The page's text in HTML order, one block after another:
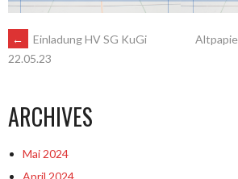
ARTIKEL-
←
Einladung HV SG KuGi
22.05.23
ARCHIVES
Mai 2024